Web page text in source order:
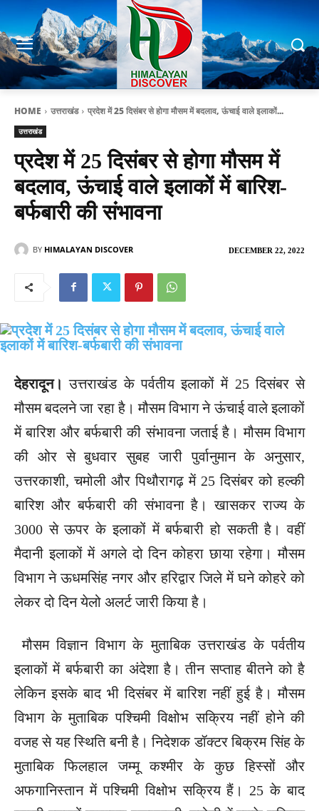
HOME उत्तराखंड प्रदेश में 25 दिसंबर से होगा मौसम में बदलाव, ऊंचाई वाले इलाकों...
उत्तराखंड
प्रदेश में 25 दिसंबर से होगा मौसम में
बदलाव, ऊंचाई वाले इलाकों में बारिश-
बर्फबारी की संभावना
DECEMBER 22, 2022
BY HIMALAYAN DISCOVER
देहरादून। उत्तराखंड के पर्वतीय इलाकों में 25 दिसंबर से
मौसम बदलने जा रहा है। मौसम विभाग ने ऊंचाई वाले इलाकों
में बारिश और बर्फबारी की संभावना जताई है। मौसम विभाग
की ओर से बुधवार सुबह जारी पुर्वानुमान के अनुसार,
उत्तरकाशी, चमोली और पिथौरागढ़ में 25 दिसंबर को हल्की
बारिश और बर्फबारी की संभावना है। खासकर राज्य के
3000 से ऊपर के इलाकों में बर्फबारी हो सकती है। वहीं
मैदानी इलाकों में अगले दो दिन कोहरा छाया रहेगा। मौसम
विभाग ने ऊधमसिंह नगर और हरिद्वार जिले में घने कोहरे को
लेकर दो दिन येलो अलर्ट जारी किया है।
मौसम विज्ञान विभाग के मुताबिक उत्तराखंड के पर्वतीय
इलाकों में बर्फबारी का अंदेशा है। तीन सप्ताह बीतने को है
लेकिन इसके बाद भी दिसंबर में बारिश नहीं हुई है। मौसम
विभाग के मुताबिक पश्चिमी विक्षोभ सक्रिय नहीं होने की
वजह से यह स्थिति बनी है। निदेशक डॉक्टर बिक्रम सिंह के
मुताबिक फिलहाल जम्मू कश्मीर के कुछ हिस्सों और
अफगानिस्तान में पश्चिमी विक्षोभ सक्रिय हैं। 25 के बाद